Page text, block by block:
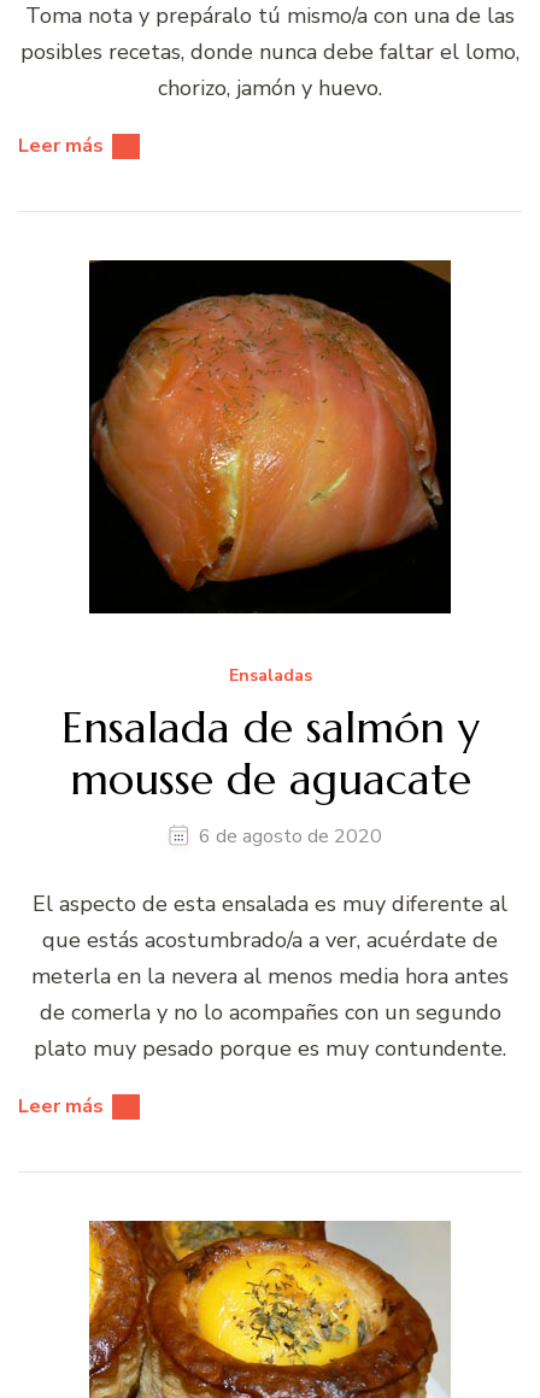
Toma nota y prepáralo tú mismo/a con una de las
posibles recetas, donde nunca debe faltar el lomo,
chorizo, jamón y huevo.
Leer más
Ensaladas
Ensalada de salmón y
mousse de aguacate
6 de agosto de 2020
El aspecto de esta ensalada es muy diferente al
que estás acostumbrado/a a ver, acuérdate de
meterla en la nevera al menos media hora antes
de comerla y no lo acompañes con un segundo
plato muy pesado porque es muy contundente.
Leer más